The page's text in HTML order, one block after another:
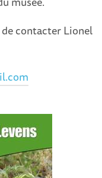
contacter Lionel